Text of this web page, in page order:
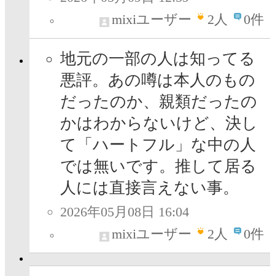
mixiユーザー
2人 0件
地元の一部の人は知ってる
悪評。あの噂は本人のもの
だったのか、親類だったの
かはわからないけど、決し
て「ハートフル」な中の人
では無いです。推して居る
人には直接言えない事。
2026年05月08日 16:04
mixiユーザー
2人 0件